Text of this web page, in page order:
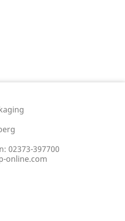
02373-397700
online.com